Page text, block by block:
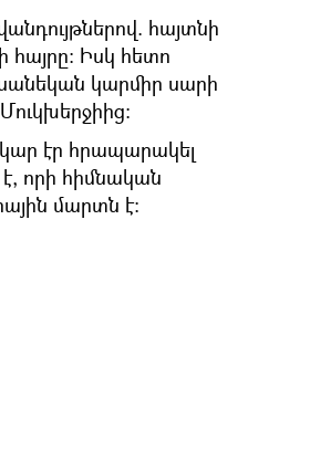
հայտնի
հայրը։ Իսկ հետո
կարմիր սարի
էր հրապարակել
որի հիմնական
մարտն է։